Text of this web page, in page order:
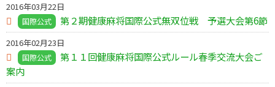
2016年03月22日
国際公式 第２期健康麻将国際公式無双位戦 予選大会第6節
2016年02月23日
国際公式
第１１回健康麻将国際公式ルール春季交流大会ご
案内